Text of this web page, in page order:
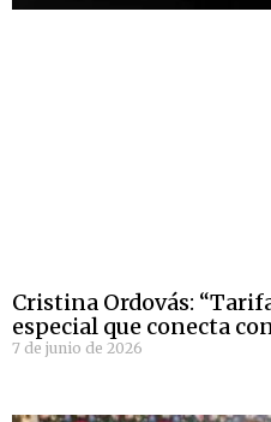
Cristina Ordovás:
especial que conecta
7 de junio de 2026